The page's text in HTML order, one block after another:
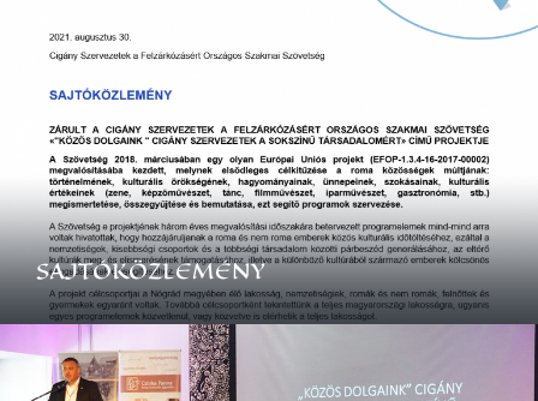
SAJTÓKÖZLEMÉNY